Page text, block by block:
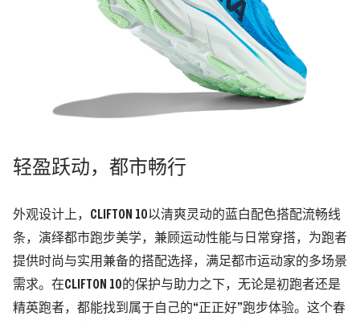
轻盈跃动，都市畅行
外观设计上，CLIFTON 10以清爽灵动的蓝白配色搭配流畅线
条，演绎都市跑步美学，兼顾运动性能与日常穿搭，为跑者
提供时尚与实用兼备的搭配选择，满足都市运动家的多场景
需求。在CLIFTON 10的保护与助力之下，无论是初跑者还是
精英跑者，都能找到属于自己的“正正好”跑步体验。这个春